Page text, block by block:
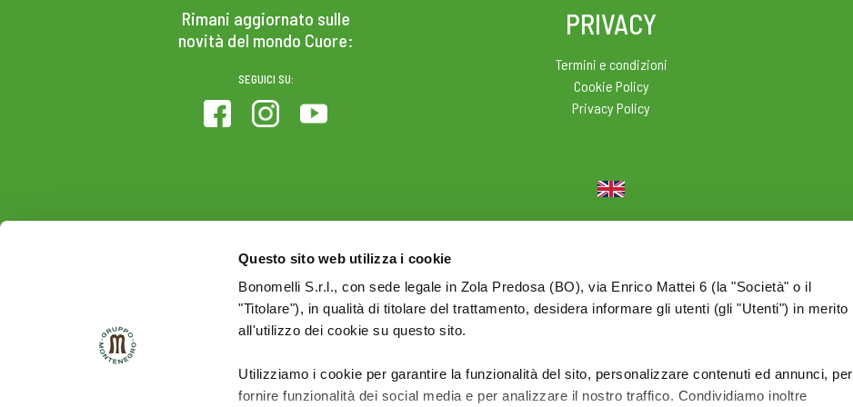
Questo sito web utilizza i cookie
Bonomelli S.r.l., con sede legale in Zola Predosa (BO), via Enrico Mattei 6 (la "Società" o il
"Titolare"), in qualità di titolare del trattamento, desidera informare gli utenti (gli "Utenti") in merito
all'utilizzo dei cookie su questo sito.
Utilizziamo i cookie per garantire la funzionalità del sito, personalizzare contenuti ed annunci, per
fornire funzionalità dei social media e per analizzare il nostro traffico. Condividiamo inoltre
Rimani aggiornato sulle
novità del mondo Cuore:
SEGUICI SU:
PRIVACY
Termini e condizioni
Cookie Policy
Privacy Policy